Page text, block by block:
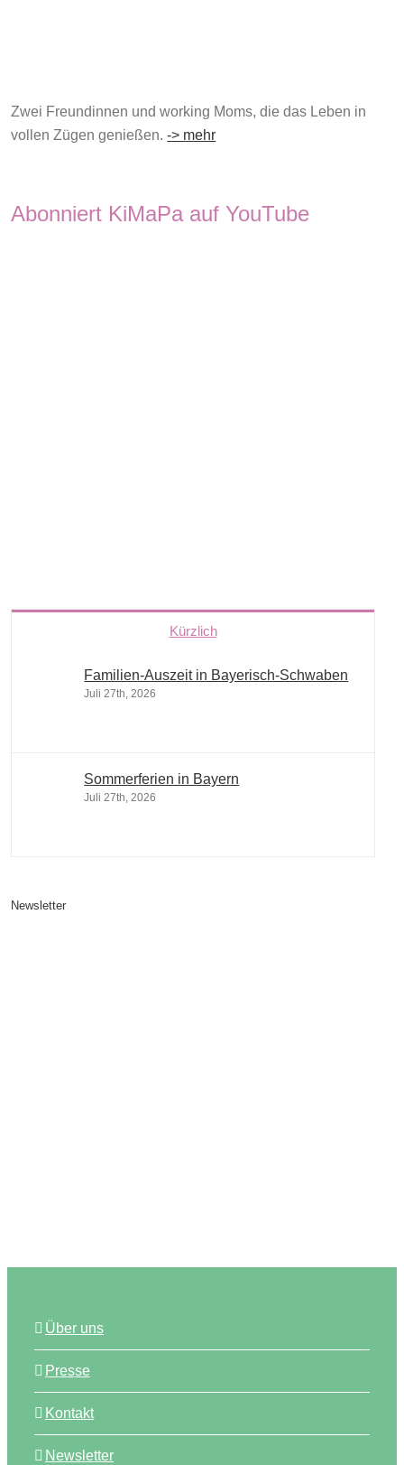
Zwei Freundinnen und working Moms, die das Leben in
vollen Zügen genießen.-> mehr
Abonniert KiMaPa auf YouTube
Kürzlich
Familien-Auszeit in Bayerisch-Schwaben
Juli 27th, 2026
Sommerferien in Bayern
Juli 27th, 2026
Newsletter
Über uns
Presse
Kontakt
Newsletter